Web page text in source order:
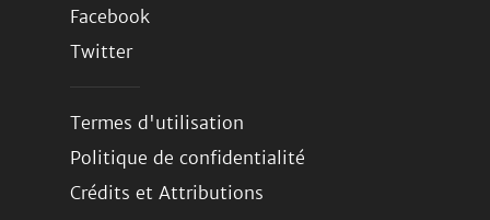
Facebook
Twitter
Termes d'utilisation
Politique de confidentialité
Crédits et Attributions